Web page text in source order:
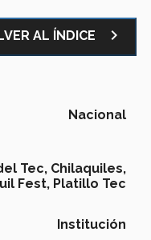
AL ÍNDICE navigate_next
Nacional
Tec, Chilaquiles,
Fest, Platillo Tec
Institución